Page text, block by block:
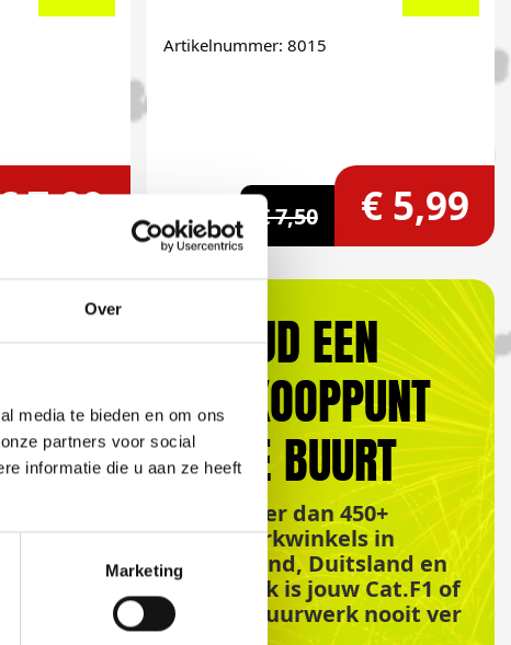
Over
media te bieden en om ons
partners voor social
informatie die u aan ze heeft
Marketing
7,99
Artikelnummer: 8015
€ 7,50 € 5,99
ALTIJD EEN
VERKOOPPUNT
IN DE BUURT
Met meer dan 450+
vuurwerkwinkels in
Nederland, Duitsland en
Frankrijk is jouw Cat.F1 of
Cat.F2 vuurwerk nooit ver